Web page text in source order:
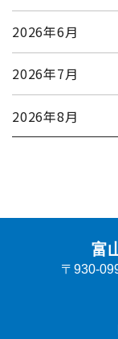
2026年6月
2026年7月
2026年8月
富
〒930-